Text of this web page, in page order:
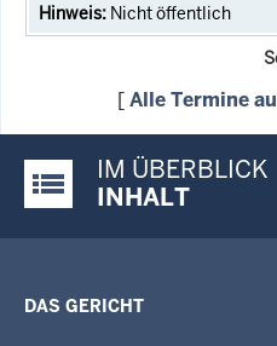
Nicht öffentlich
[Alle Termine
Justiz-Portal im
IM ÜBERBLICK
INHALT
DAS GERICHT